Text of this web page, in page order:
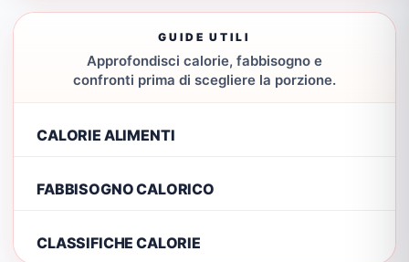
GUIDE UTILI
Approfondisci calorie, fabbisogno e
confronti prima di scegliere la porzione.
CALORIE ALIMENTI
FABBISOGNO CALORICO
CLASSIFICHE CALORIE